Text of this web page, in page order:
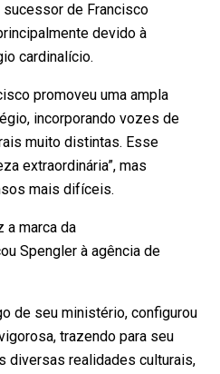
de Francisco
devido à
cardinalício.
promoveu uma ampla
incorporando vozes de
muito distintas. Esse
extraordinária”, mas
mais difíceis.
a marca da
Spengler à agência de
de seu ministério, configurou
trazendo para seu
diversas realidades culturais,